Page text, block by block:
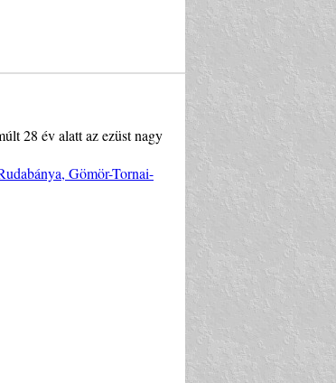
28 év alatt az ezüst nagy
Gömör-Tornai-